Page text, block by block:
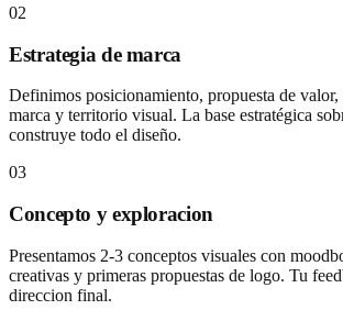
02
Estrategia de marca
Definimos posicionamiento, propuesta de valor,
marca y territorio visual. La base estratégica
construye todo el diseño.
03
Concepto y exploracion
Presentamos 2-3 conceptos visuales con
creativas y primeras propuestas de logo. Tu
direccion final.